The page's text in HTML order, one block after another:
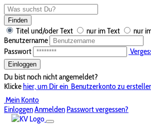
Finden
Titel und/oder Text nur im Text
nur
Benutzername
Passwort
Einloggen
Du bist noch nicht angemeldet?
Klickehier, um Dir ein Benutzerkonto zu
Mein Konto
EinloggenAnmelden Passwort vergessen?